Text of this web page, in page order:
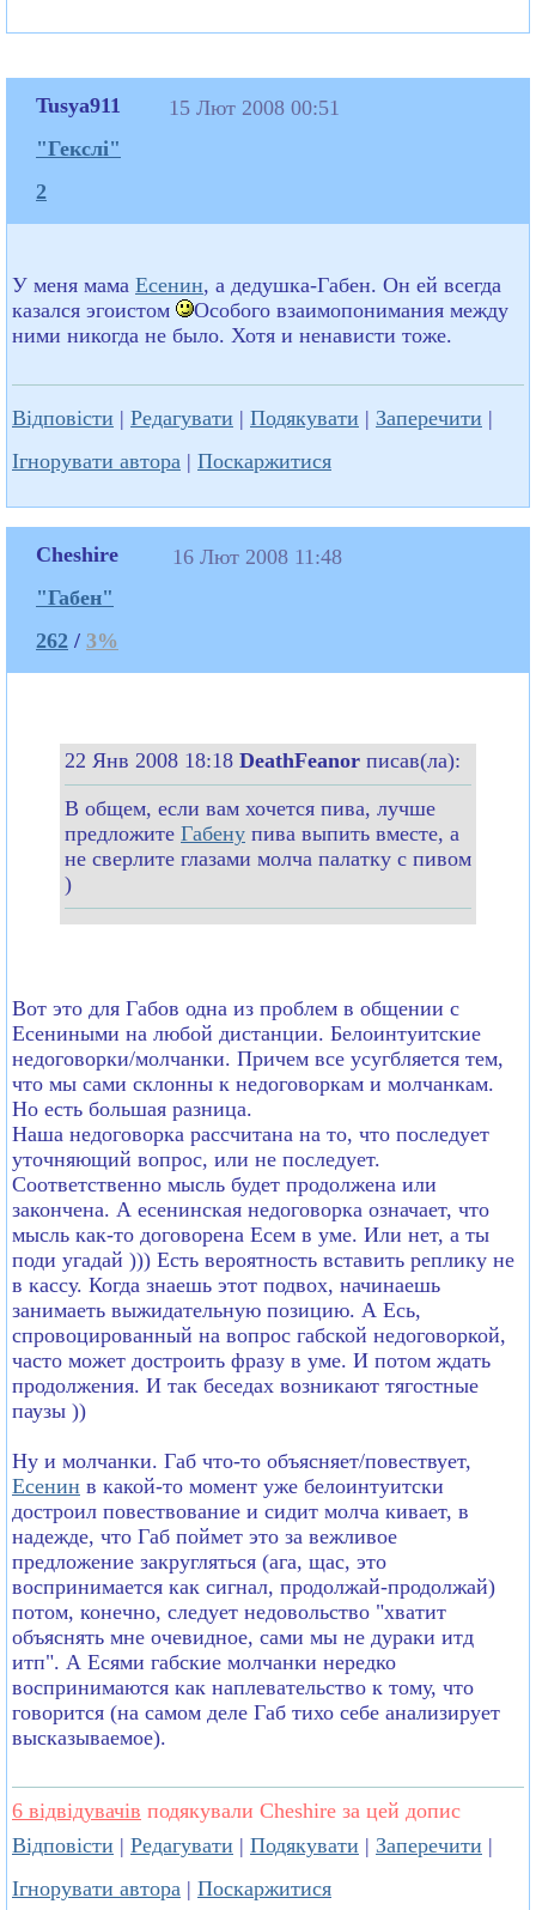
Tusya911
"Гекслі"
2
15 Лют 2008 00:51
У меня мама Есенин, а дедушка-Габен. Он ей всегда
казался эгоистом
Особого взаимопонимания между
ними никогда не было. Хотя и ненависти тоже.
Відповісти | Редагувати | Подякувати | Заперечити |
Ігнорувати автора | Поскаржитися
Cheshire
"Габен"
262 / 3%
16 Лют 2008 11:48
22 Янв 2008 18:18 DeathFeanor писав(ла):
В общем, если вам хочется пива, лучше
предложите Габену пива выпить вместе, а
не сверлите глазами молча палатку с пивом
)
Вот это для Габов одна из проблем в общении с
Есениными на любой дистанции. Белоинтуитские
недоговорки/молчанки. Причем все усугбляется тем,
что мы сами склонны к недоговоркам и молчанкам.
Но есть большая разница.
Наша недоговорка рассчитана на то, что последует
уточняющий вопрос, или не последует.
Соответственно мысль будет продолжена или
закончена. А есенинская недоговорка означает, что
мысль как-то договорена Есем в уме. Или нет, а ты
поди угадай ))) Есть вероятность вставить реплику не
в кассу. Когда знаешь этот подвох, начинаешь
занимаеть выжидательную позицию. А Есь,
спровоцированный на вопрос габской недоговоркой,
часто может достроить фразу в уме. И потом ждать
продолжения. И так беседах возникают тягостные
паузы ))
Ну и молчанки. Габ что-то объясняет/повествует,
Есенин в какой-то момент уже белоинтуитски
достроил повествование и сидит молча кивает, в
надежде, что Габ поймет это за вежливое
предложение закругляться (ага, щас, это
воспринимается как сигнал, продолжай-продолжай)
потом, конечно, следует недовольство "хватит
объяснять мне очевидное, сами мы не дураки итд
итп". А Есями габские молчанки нередко
воспринимаются как наплевательство к тому, что
говорится (на самом деле Габ тихо себе анализирует
высказываемое).
6 відвідувачів подякували Cheshire за цей допис
Відповісти | Редагувати | Подякувати | Заперечити |
Ігнорувати автора | Поскаржитися